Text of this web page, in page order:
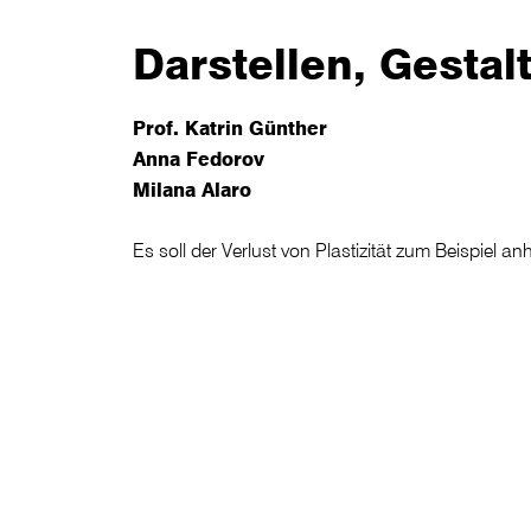
Darstellen,
Prof. Katrin Günther
Anna Fedorov
Milana Alaro
Es soll der Verlust von Plastizität zum Beispiel